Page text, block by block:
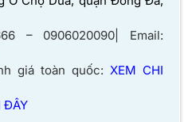
– 0906020090| Email:
giá toàn quốc: XEM CHI
ĐÂY